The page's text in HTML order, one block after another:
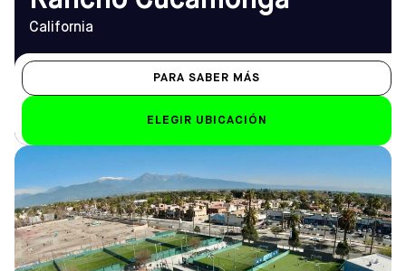
California
PARA SABER MÁS
ELEGIR UBICACIÓN
HORARIO DE
APERTURA
De lunes a viernes
14:00 - 22:30
Sáb-Dom
DIRECCIÓN
2255 South Garey Avenue,
Pomona, CA 97166
Cómo llegar
TELÉFONO